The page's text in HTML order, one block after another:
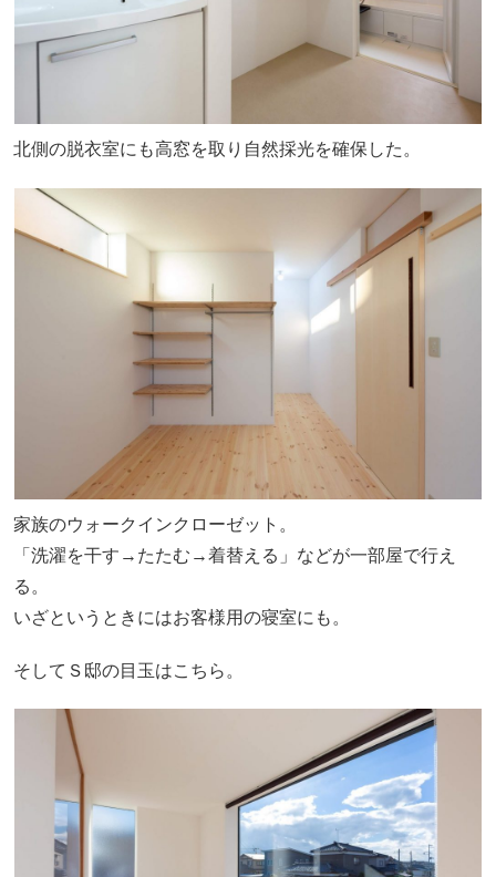
北側の脱衣室にも高窓を取り自然採光を確保した。
家族のウォークインクローゼット。
「洗濯を干す→たたむ→着替える」などが一部屋で行え
る。
いざというときにはお客様用の寝室にも。
そしてＳ邸の目玉はこちら。